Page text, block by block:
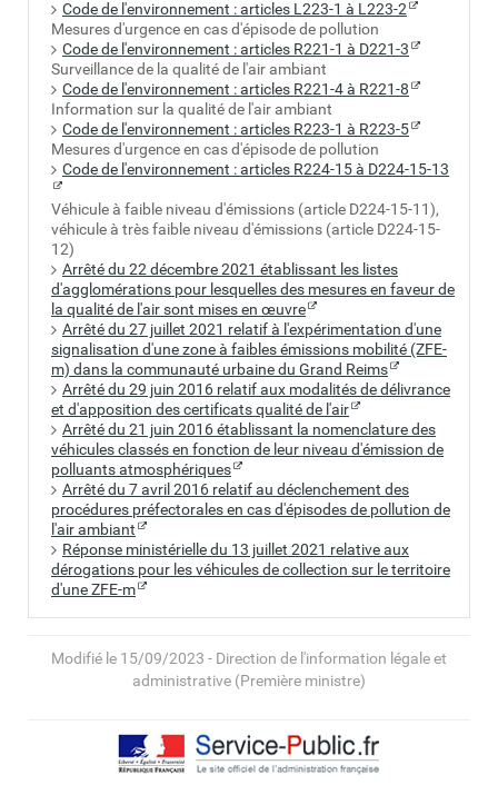
Code de l'environnement : articles L223-1 à L223-2
Mesures d'urgence en cas d'épisode de pollution
Code de l'environnement : articles R221-1 à D221-3
Surveillance de la qualité de l'air ambiant
Code de l'environnement : articles R221-4 à R221-8
Information sur la qualité de l'air ambiant
Code de l'environnement : articles R223-1 à R223-5
Mesures d'urgence en cas d'épisode de pollution
Code de l'environnement : articles R224-15 à D224-15-13
Véhicule à faible niveau d'émissions (article D224-15-11),
véhicule à très faible niveau d'émissions (article D224-15-
12)
Arrêté du 22 décembre 2021 établissant les listes
d'agglomérations pour lesquelles des mesures en faveur de
la qualité de l'air sont mises en œuvre
Arrêté du 27 juillet 2021 relatif à l'expérimentation d'une
signalisation d'une zone à faibles émissions mobilité (ZFE-
m) dans la communauté urbaine du Grand Reims
Arrêté du 29 juin 2016 relatif aux modalités de délivrance
et d'apposition des certificats qualité de l'air
Arrêté du 21 juin 2016 établissant la nomenclature des
véhicules classés en fonction de leur niveau d'émission de
polluants atmosphériques
Arrêté du 7 avril 2016 relatif au déclenchement des
procédures préfectorales en cas d'épisodes de pollution de
l'air ambiant
Réponse ministérielle du 13 juillet 2021 relative aux
dérogations pour les véhicules de collection sur le territoire
d'une ZFE-m
Modifié le 15/09/2023 - Direction de l'information légale et
administrative (Première ministre)